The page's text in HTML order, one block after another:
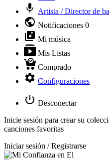
Artista / Director de
Notificaciones 0
Mi música
Mis Listas
Comprado
Configuraciones
Desconectar
Inicie sesión para crear su
canciones favoritas
Iniciar sesión / Registrarse